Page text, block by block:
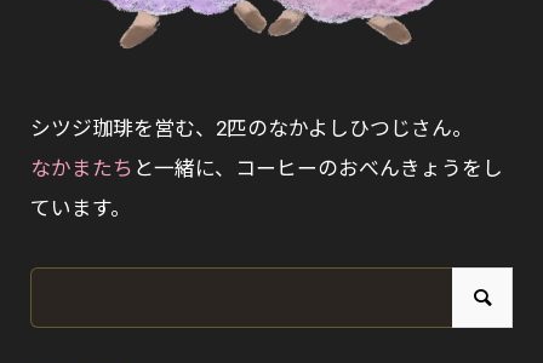
シツジ珈琲を営む、2匹のなかよしひつじさん。
なかまたち と一緒に、コーヒーのおべんきょうをし
ています。